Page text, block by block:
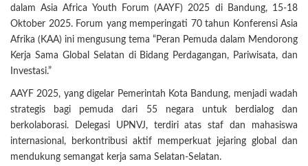
dalam Asia Africa Youth Forum (AAYF) 2025 di Bandung, 15-18
Oktober 2025. Forum yang memperingati 70 tahun Konferensi Asia
Afrika (KAA) ini mengusung tema “Peran Pemuda dalam Mendorong
Kerja Sama Global Selatan di Bidang Perdagangan, Pariwisata, dan
Investasi.”
AAYF 2025, yang digelar Pemerintah Kota Bandung, menjadi wadah
strategis bagi pemuda dari 55 negara untuk berdialog dan
berkolaborasi. Delegasi UPNVJ, terdiri atas staf dan mahasiswa
internasional, berkontribusi aktif memperkuat jejaring global dan
mendukung semangat kerja sama Selatan-Selatan.